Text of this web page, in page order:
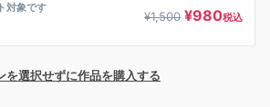
対象です
¥1,500 ¥980税込
を選択せずに作品を購入する